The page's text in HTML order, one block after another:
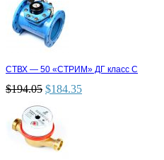
СТВХ — 50 «СТРИМ» ДГ класс С
$194.05 $184.35